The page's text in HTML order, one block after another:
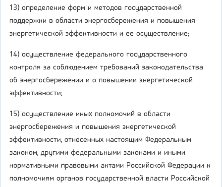
13) определение форм и методов государственной
поддержки в области энергосбережения и повышения
энергетической эффективности и ее осуществление;
14) осуществление федерального государственного
контроля за соблюдением требований законодательства
об энергосбережении и о повышении энергетической
эффективности;
15) осуществление иных полномочий в области
энергосбережения и повышения энергетической
эффективности, отнесенных настоящим Федеральным
законом, другими федеральными законами и иными
нормативными правовыми актами Российской Федерации к
полномочиям органов государственной власти Российской